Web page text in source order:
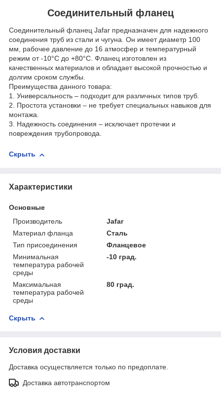
Соединительный фланец
Соединительный фланец Jafar предназначен для надежного
соединения труб из стали и чугуна. Он имеет диаметр 100
мм, рабочее давление до 16 атмосфер и температурный
режим от -10°С до +80°С. Фланец изготовлен из
качественных материалов и обладает высокой прочностью и
долгим сроком службы.
Преимущества данного товара:
1. Универсальность – подходит для различных типов труб.
2. Простота установки – не требует специальных навыков для
монтажа.
3. Надежность соединения – исключает протечки и
повреждения трубопровода.
Скрыть
Характеристики
Основные
Производитель
Jafar
Материал фланца
Сталь
Тип присоединения
Фланцевое
Минимальная
температура рабочей
среды
-10 град.
Максимальная
температура рабочей
среды
80 град.
Скрыть
Условия доставки
Доставка осуществляется только по предоплате.
Доставка автотранспортом